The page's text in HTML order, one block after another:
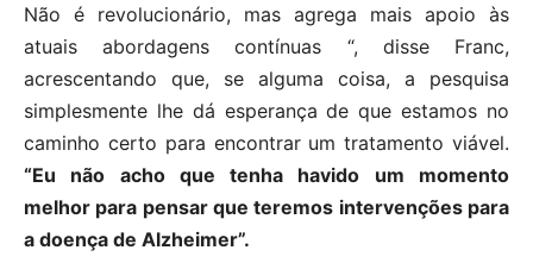
Não é revolucionário, mas agrega mais apoio às
atuais abordagens contínuas “, disse Franc,
acrescentando que, se alguma coisa, a pesquisa
simplesmente lhe dá esperança de que estamos no
caminho certo para encontrar um tratamento viável.
“Eu não acho que tenha havido um momento
melhor para pensar que teremos intervenções para
a doença de Alzheimer”.